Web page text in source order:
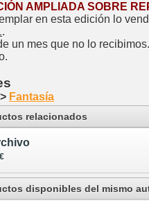
AMPLIADA SOBRE
en esta edición lo
.
un mes que no lo
> Fantasía
relacionados
disponibles del mismo